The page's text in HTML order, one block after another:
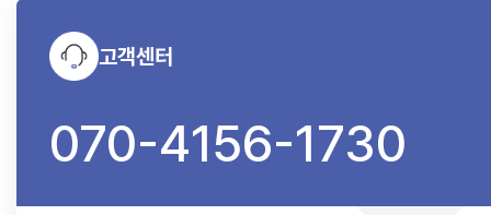
고객센터
070-4156-1730